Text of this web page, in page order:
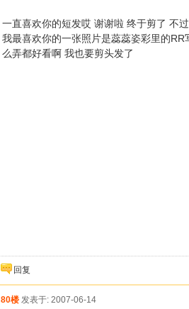
一直喜欢你的短发哎 谢谢啦 终于剪了 不
我最喜欢你的一张照片是蕊蕊姿彩里的
么弄都好看啊 我也要剪头发了
回复
80楼 发表于: 2007-06-14